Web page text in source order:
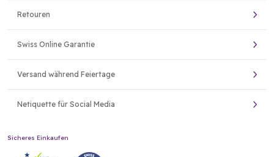
Retouren
Swiss Online Garantie
Versand während Feiertage
Netiquette für Social Media
Sicheres Einkaufen